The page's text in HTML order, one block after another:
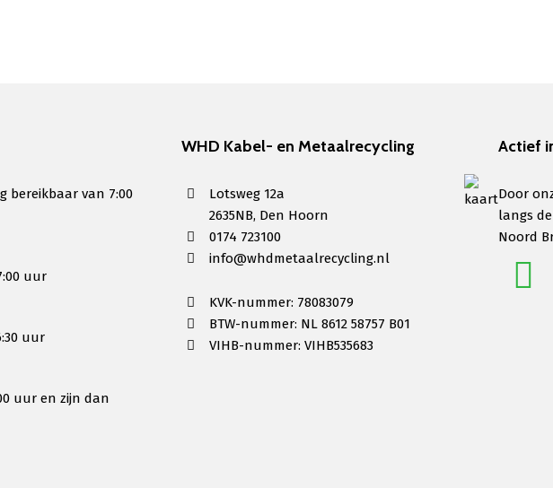
bereikbaar van 7:00
uur
uur
uur en zijn dan
WHD Kabel- en Metaalrecycling
Lotsweg 12a
2635NB, Den Hoorn
0174 723100
info@whdmetaalrecycling.nl
KVK-nummer: 78083079
BTW-nummer: NL 8612 58757 B01
VIHB-nummer: VIHB535683
Actief
Door
langs
Noord